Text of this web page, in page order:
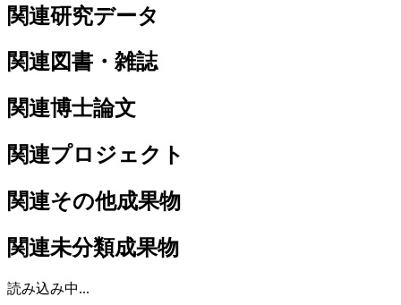
関連研究データ
関連図書・雑誌
関連博士論文
関連プロジェクト
関連その他成果物
関連未分類成果物
読み込み中...